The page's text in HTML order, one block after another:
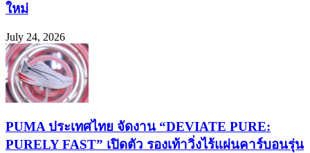
ใหม่
July 24, 2026
PUMA ประเทศไทย จัดงาน “DEVIATE PURE:
PURELY FAST” เปิดตัว รองเท้าวิ่งไร้แผ่นคาร์บอนรุ่น